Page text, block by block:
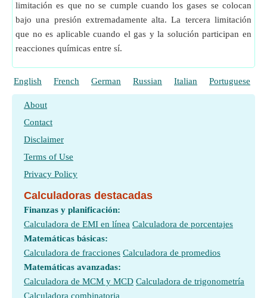
limitación es que no se cumple cuando los gases se colocan
bajo una presión extremadamente alta. La tercera limitación
que no es aplicable cuando el gas y la solución participan en
reacciones químicas entre sí.
English French German Russian Italian Portuguese
About
Contact
Disclaimer
Terms of Use
Privacy Policy
Calculadoras destacadas
Finanzas y planificación:
Calculadora de EMI en línea Calculadora de porcentajes
Matemáticas básicas:
Calculadora de fracciones Calculadora de promedios
Matemáticas avanzadas:
Calculadora de MCM y MCD Calculadora de trigonometría
Calculadora combinatoria